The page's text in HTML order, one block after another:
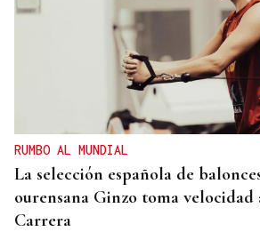
RUMBO AL MUNDIAL
La selección española de
ourensana Ginzo toma velocidad
Carrera